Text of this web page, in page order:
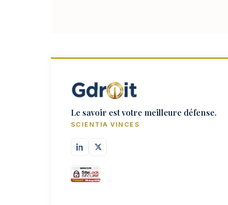
Le savoir est votre meilleure défense.
SCIENTIA VINCES